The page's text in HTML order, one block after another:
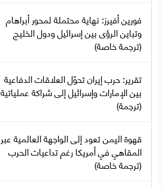
فورين أفيرز: نهاية محتملة لمحور أبراهام
وتباين الرؤى بين إسرائيل ودول الخليج
(ترجمة خاصة)
تقرير: حرب إيران تحوّل العلاقات الدفاعية
بين الإمارات وإسرائيل إلى شراكة عملياتية
(ترجمة)
قهوة اليمن تعود إلى الواجهة العالمية عبر
المقاهي في أمريكا رغم تداعيات الحرب
(ترجمة خاصة)